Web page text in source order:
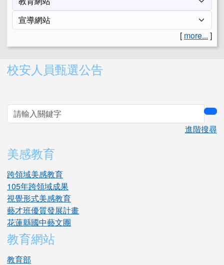
[ more... ]
右邊區域內容
校安人員甄選公告
進階搜尋
美感教育
跨領域美感教育
105年跨領域成果
視覺形式美感教育
藝才班優質發展計畫
花蓮縣國中藝文團
教育網站
教育部